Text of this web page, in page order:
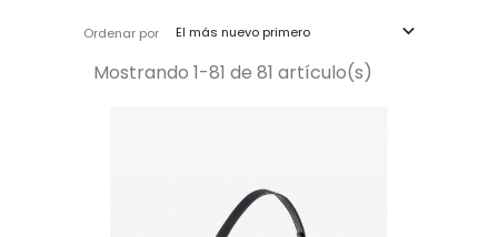
Ordenar por El más nuevo primero 
Mostrando 1-81 de 81 artículo(s)